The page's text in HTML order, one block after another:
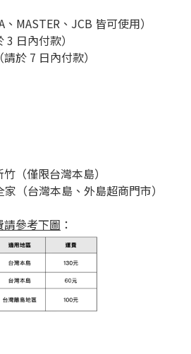
MASTER、JCB 皆可使用）
日內付款）
於 7 日內付款）
（僅限台灣本島）
（台灣本島、外島超商門市）
參考下圖 ：